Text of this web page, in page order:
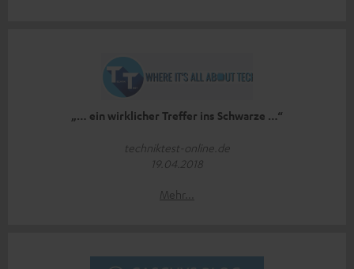
„… ein wirklicher Treffer ins Schwarze …“
techniktest-online.de
19.04.2018
Mehr...